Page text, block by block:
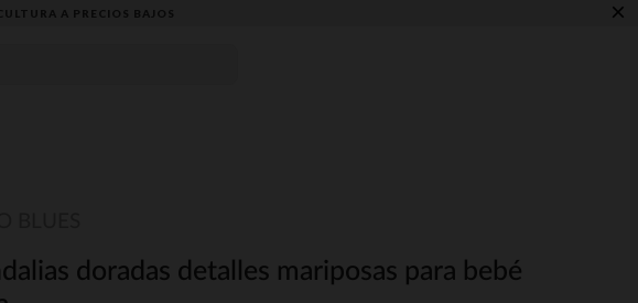
A PRECIOS BAJOS ×
doradas detalles mariposas para bebé